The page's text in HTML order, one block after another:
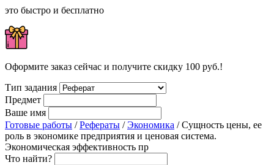
это быстро и бесплатно
Оформите заказ сейчас и получите скидку 100 руб.!
Тип задания
Предмет
Ваше имя
Готовые работы /Рефераты /Экономика / Сущность цены, ее
роль в экономике предприятия и ценовая система.
Экономическая эффективность пр
Что найти?